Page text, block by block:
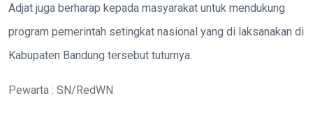
Adjat juga berharap kepada masyarakat untuk mendukung
program pemerintah setingkat nasional yang di laksanakan di
Kabupaten Bandung tersebut tuturnya.
Pewarta : SN/RedWN